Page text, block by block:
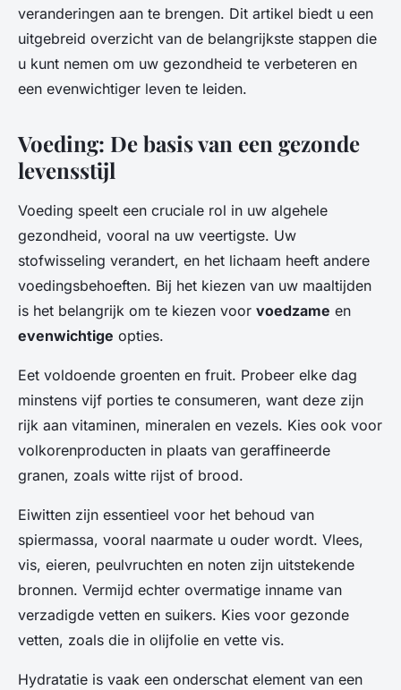
veranderingen aan te brengen. Dit artikel biedt u een
uitgebreid overzicht van de belangrijkste stappen die
u kunt nemen om uw gezondheid te verbeteren en
een evenwichtiger leven te leiden.
Voeding: De basis van een gezonde
levensstijl
Voeding speelt een cruciale rol in uw algehele
gezondheid, vooral na uw veertigste. Uw
stofwisseling verandert, en het lichaam heeft andere
voedingsbehoeften. Bij het kiezen van uw maaltijden
is het belangrijk om te kiezen voor voedzame en
evenwichtige opties.
Eet voldoende groenten en fruit. Probeer elke dag
minstens vijf porties te consumeren, want deze zijn
rijk aan vitaminen, mineralen en vezels. Kies ook voor
volkorenproducten in plaats van geraffineerde
granen, zoals witte rijst of brood.
Eiwitten zijn essentieel voor het behoud van
spiermassa, vooral naarmate u ouder wordt. Vlees,
vis, eieren, peulvruchten en noten zijn uitstekende
bronnen. Vermijd echter overmatige inname van
verzadigde vetten en suikers. Kies voor gezonde
vetten, zoals die in olijfolie en vette vis.
Hydratatie is vaak een onderschat element van een